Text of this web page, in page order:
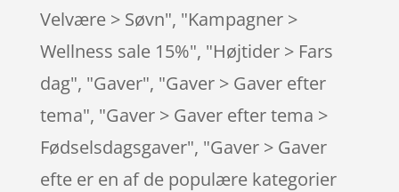
Velvære > Søvn", "Kampagner >
Wellness sale 15%", "Højtider > Fars
dag", "Gaver", "Gaver > Gaver efter
tema", "Gaver > Gaver efter tema >
Fødselsdagsgaver", "Gaver > Gaver
efte er en af de populære kategorier